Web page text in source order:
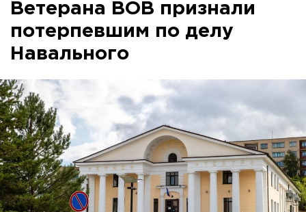
Ветерана ВОВ признали
потерпевшим по делу
Навального